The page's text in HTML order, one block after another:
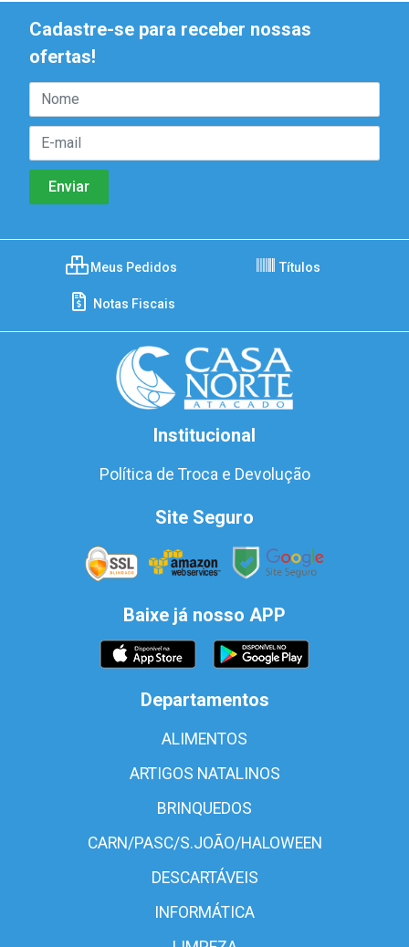
Cadastre-se para receber nossas
ofertas!
Meus Pedidos Títulos
Notas Fiscais
Institucional
Política de Troca e Devolução
Site Seguro
Baixe já nosso APP
Departamentos
ALIMENTOS
ARTIGOS NATALINOS
BRINQUEDOS
CARN/PASC/S.JOÃO/HALOWEEN
DESCARTÁVEIS
INFORMÁTICA